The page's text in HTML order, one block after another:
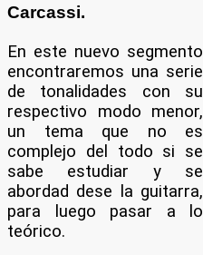
Carcassi.
En este nuevo segmento
encontraremos una serie
de tonalidades con su
respectivo modo menor,
un tema que no es
complejo del todo si se
sabe estudiar y se
abordad dese la guitarra,
para luego pasar a lo
teórico.